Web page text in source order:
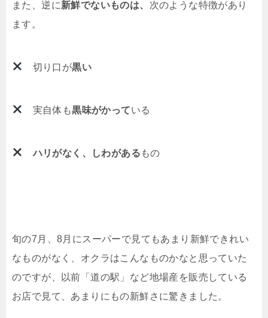
また、逆に新鮮でないものは、 次のような特徴があり
ます。
切り口が黒い
実自体も黒味がかっている
ハリがなく、しわがある もの
旬の7月、8月にスーパーで見てもあまり新鮮できれい
なものがなく、オクラはこんなものかなと思っていた
のですが、以前「道の駅」など地場産を販売している
お店で見て、あまりにもの新鮮さに驚きました。